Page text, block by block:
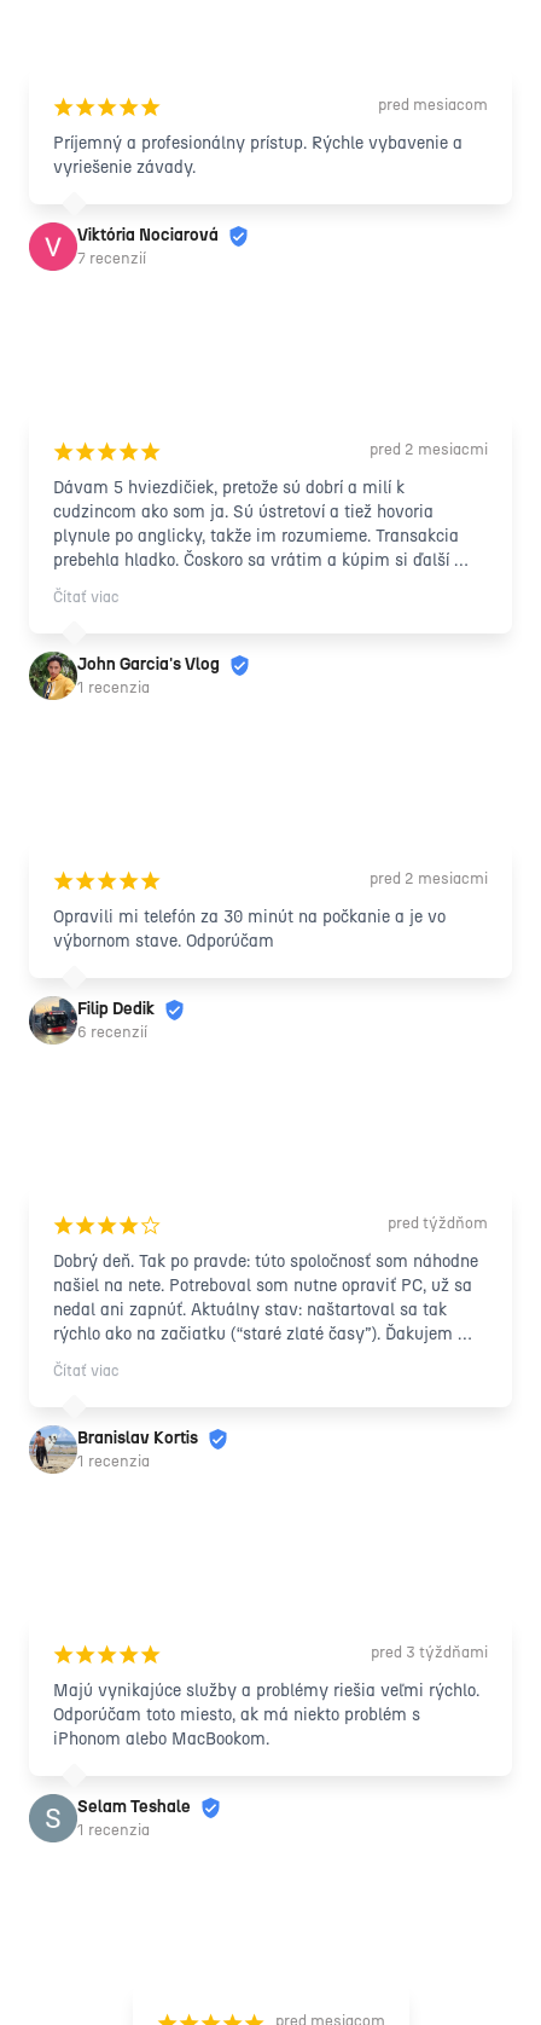
¡¡¡¡¡ pred mesiacom
Príjemný a profesionálny prístup. Rýchle vybavenie a
vyriešenie závady.
Viktória Nociarová
7 recenzií
¡¡¡¡¡ pred 2 mesiacmi
Dávam 5 hviezdičiek, pretože sú dobrí a milí k
cudzincom ako som ja. Sú ústretoví a tiež hovoria
plynule po anglicky, takže im rozumieme. Transakcia
prebehla hladko. Čoskoro sa vrátim a kúpim si ďalší
tovar ☺️ Ďakujem veľmi pekne!!! Môžem len povedať
„100% ODPORÚČAM“ tým, ktorí hľadajú lacný iPhone ☺️
Čítať viac
John Garcia's Vlog
1 recenzia
¡¡¡¡¡ pred 2 mesiacmi
Opravili mi telefón za 30 minút na počkanie a je vo
výbornom stave. Odporúčam
Filip Dedik
6 recenzií
¡¡¡¡¢ pred týždňom
Dobrý deň. Tak po pravde: túto spoločnosť som náhodne
našiel na nete. Potreboval som nutne opraviť PC, už sa
nedal ani zapnúť. Aktuálny stav: naštartoval sa tak
rýchlo ako na začiatku (“staré zlaté časy”). Ďakujem
Vám.
Čítať viac
Branislav Kortis
1 recenzia
¡¡¡¡¡ pred 3 týždňami
Majú vynikajúce služby a problémy riešia veľmi rýchlo.
Odporúčam toto miesto, ak má niekto problém s
iPhonom alebo MacBookom.
Selam Teshale
1 recenzia
pred mesiacom